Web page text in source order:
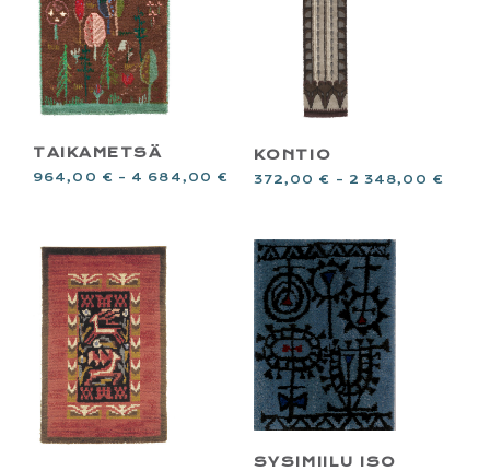
TAIKAMETSÄ
964,00 € – 4 684,00 €
KONTIO
372,00 € – 2 348,00 €
SYSIMIILU ISO